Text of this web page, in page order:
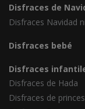
Disfraces de
Disfraces Navidad
Disfraces bebé
Disfraces
Disfraces de Hada
Disfraces de